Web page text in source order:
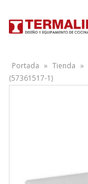
Portada » Tienda »
(57361517-1)